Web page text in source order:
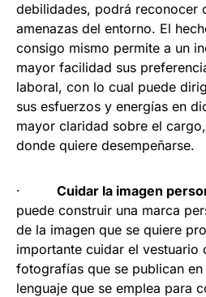
debilidades, podrá reconocer
amenazas del entorno. El
consigo mismo permite a un
mayor facilidad sus
laboral, con lo cual puede
sus esfuerzos y energías en
mayor claridad sobre el
donde quiere desempeñarse.
· Cuidar la imagen
puede construir una marca
de la imagen que se quiere
importante cuidar el vestuario
fotografías que se publican
lenguaje que se emplea para